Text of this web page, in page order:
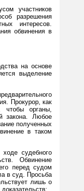
участников
разрешения
интересов.
обвинения в
на основе
выделение
Прокурор, как
чтобы органы,
закона. Любое
полученных
в таком
ходе судебного
Обвинение
перед судом
в суд. Просьба
лишь о